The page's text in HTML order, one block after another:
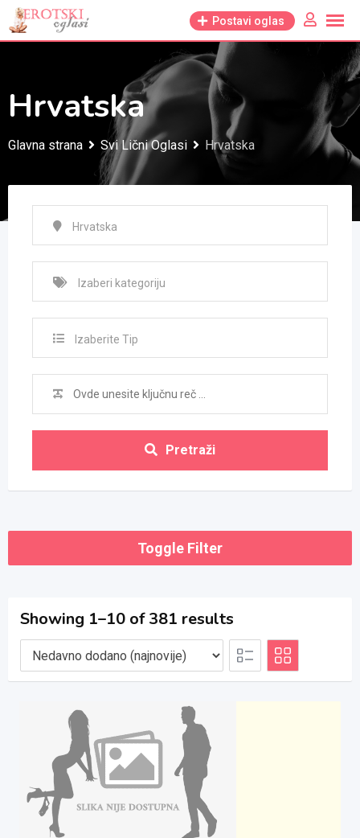
Skip
to
Postavi oglas
Hrvatska
Glavna strana Svi Lični Oglasi Hrvatska
Izaberite Tip
Pretraži
Toggle Filter
Showing 1–10 of 381 results